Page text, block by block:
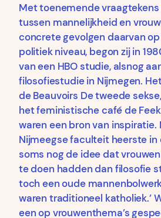
Met toenemende
tussen mannelijkheid en
concrete gevolgen daarvan
politiek niveau, begon zij in
van een HBO studie, alsnog
filosofiestudie in Nijmegen.
de Beauvoirs De tweede
het feministische café de
waren een bron van inspiratie.
Nijmeegse faculteit heerste
soms nog de idee dat
te doen hadden dan filosofie
toch een oude
waren traditioneel katholiek.’
een op vrouwenthema’s